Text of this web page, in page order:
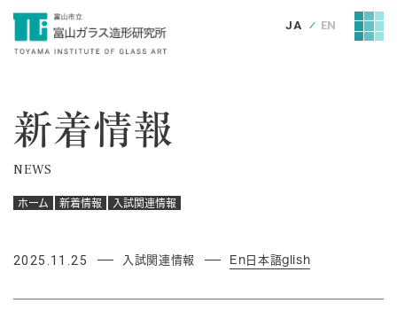
JA EN
新着情報
NEWS
ホーム 新着情報 入試関連情報
2025.11.25 入試関連情報 En日本語glish